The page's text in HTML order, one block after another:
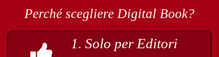
Perché scegliere Digital Book?
1. Solo per Editori